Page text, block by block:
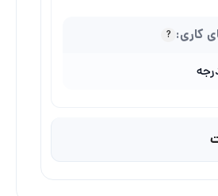
کاری: